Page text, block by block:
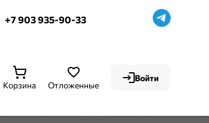
+7 903 935-90-33
Отложенные
Корзина
Войти